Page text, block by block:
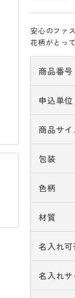
安心のファ
花柄がとっ
商品番号
申込単位
商品サ
包装
色柄
材質
名入れ
名入れ